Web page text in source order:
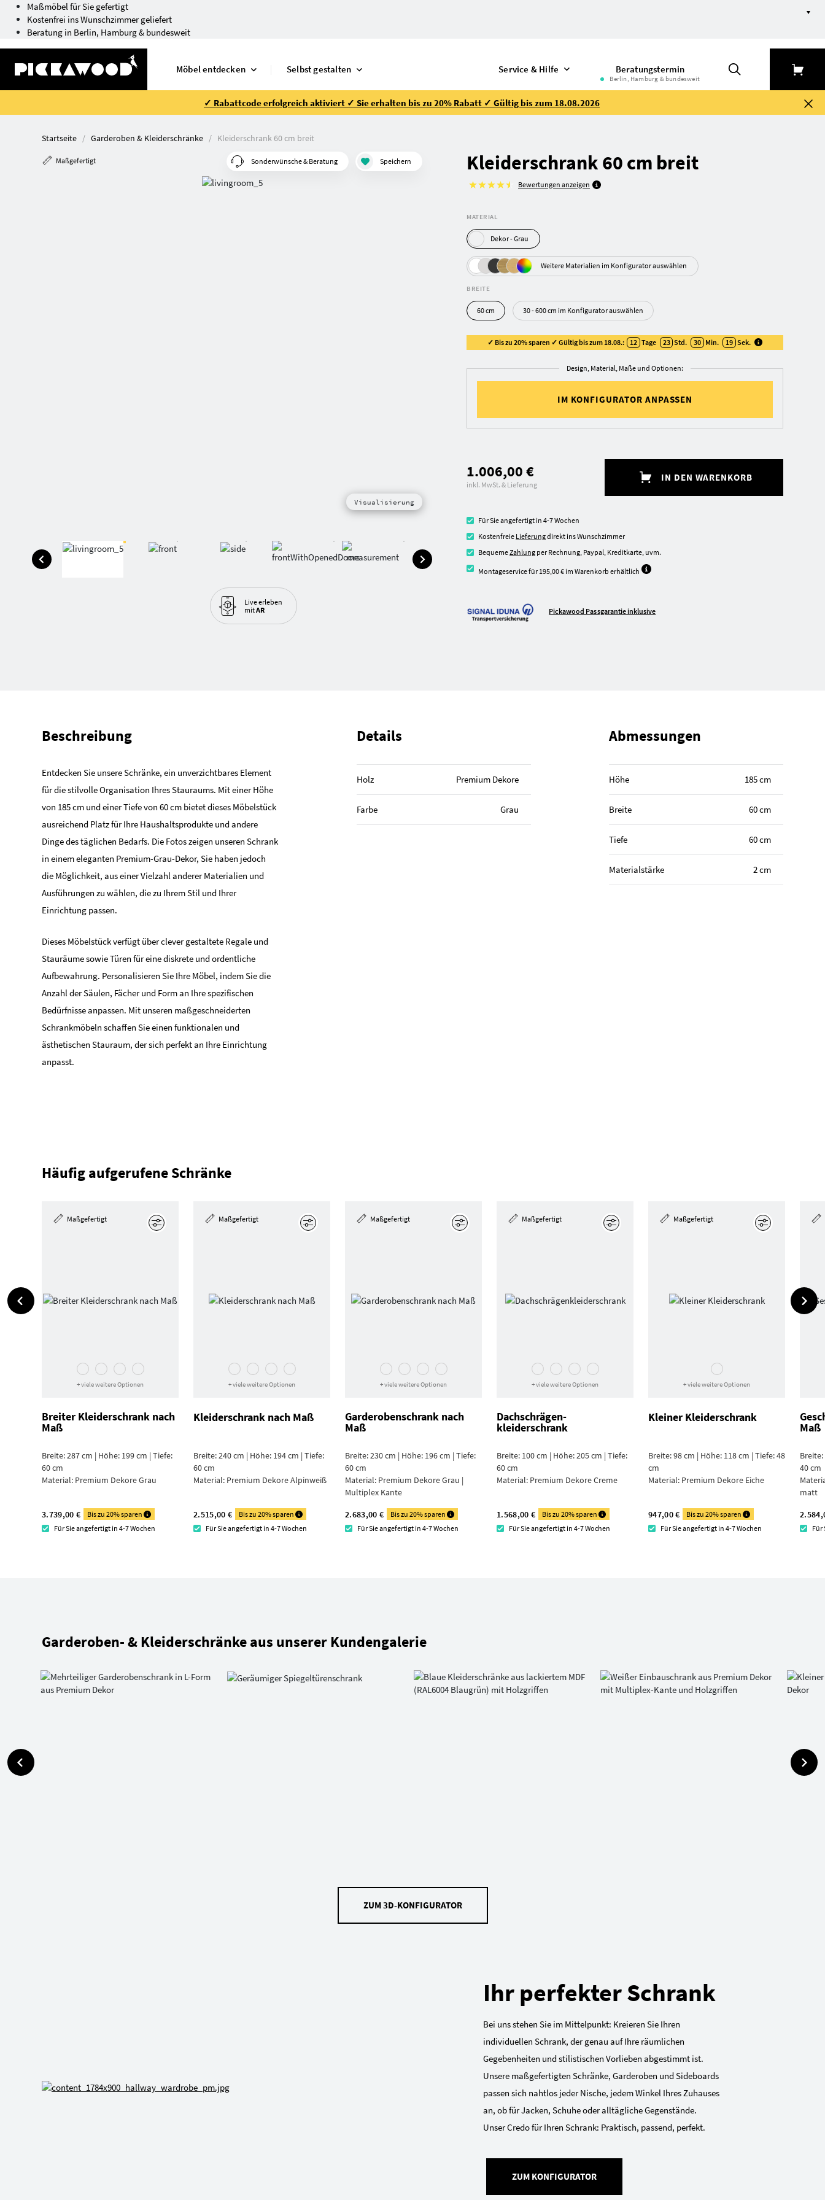
Maßmöbel für Sie gefertigt
Kostenfrei ins Wunschzimmer geliefert
Beratung in Berlin, Hamburg & bundesweit
Möbel entdecken Selbst gestalten Service & Hilfe Beratungstermin
Berlin, Hamburg & bundesweit
✓ Rabattcode erfolgreich aktiviert ✓ Sie erhalten bis zu 20% Rabatt ✓ Gültig bis zum 18.08.2026
Startseite Garderoben & Kleiderschränke Kleiderschrank 60 cm breit
Maßgefertigt Sonderwünsche & Beratung Speichern
Visualisierung
Live erleben
mitAR
Kleiderschrank 60 cm breit
Bewertungen anzeigen
MATERIAL
Dekor - Grau
Weitere Materialien im Konfigurator auswählen
BREITE
60 cm 30 - 600 cm im Konfigurator auswählen
✓ Bis zu 20% sparen ✓ Gültig bis zum 18.08.: 12 Tage 23 Std. 30 Min. 18 Sek.
Design, Material, Maße und Optionen:
IM KONFIGURATOR ANPASSEN
1.006,00 €
inkl. MwSt. & Lieferung
IN DEN WARENKORB
Für Sie angefertigt in 4-7 Wochen
Kostenfreie Lieferungdirekt ins Wunschzimmer
BequemeZahlung per Rechnung, Paypal, Kreditkarte, uvm.
Montageservice für 195,00 € im Warenkorb erhältlich
Pickawood Passgarantie inklusive
Beschreibung
Entdecken Sie unsere Schränke, ein unverzichtbares Element
für die stilvolle Organisation Ihres Stauraums. Mit einer Höhe
von 185 cm und einer Tiefe von 60 cm bietet dieses Möbelstück
ausreichend Platz für Ihre Haushaltsprodukte und andere
Dinge des täglichen Bedarfs. Die Fotos zeigen unseren Schrank
in einem eleganten Premium-Grau-Dekor, Sie haben jedoch
die Möglichkeit, aus einer Vielzahl anderer Materialien und
Ausführungen zu wählen, die zu Ihrem Stil und Ihrer
Einrichtung passen.
Dieses Möbelstück verfügt über clever gestaltete Regale und
Stauräume sowie Türen für eine diskrete und ordentliche
Aufbewahrung. Personalisieren Sie Ihre Möbel, indem Sie die
Anzahl der Säulen, Fächer und Form an Ihre spezifischen
Bedürfnisse anpassen. Mit unseren maßgeschneiderten
Schrankmöbeln schaffen Sie einen funktionalen und
ästhetischen Stauraum, der sich perfekt an Ihre Einrichtung
anpasst.
Details
Holz Premium Dekore
Farbe Grau
Abmessungen
Höhe 185 cm
Breite 60 cm
Tiefe 60 cm
Materialstärke 2 cm
Häufig aufgerufene Schränke
Maßgefertigt
+ viele weitere Optionen
Breiter Kleiderschrank nach
Maß
Breite: 287 cm | Höhe: 199 cm | Tiefe:
60 cm
Material: Premium Dekore Grau
3.739,00 €
Bis zu 20% sparen
Für Sie angefertigt in 4-7 Wochen
Maßgefertigt
+ viele weitere Optionen
Kleiderschrank nach Maß
Breite: 240 cm | Höhe: 194 cm | Tiefe:
60 cm
Material: Premium Dekore Alpin­weiß
2.515,00 €
Bis zu 20% sparen
Für Sie angefertigt in 4-7 Wochen
Maßgefertigt
+ viele weitere Optionen
Garderoben­schrank nach
Maß
Breite: 230 cm | Höhe: 196 cm | Tiefe:
60 cm
Material: Premium Dekore Grau |
Multiplex Kante
2.683,00 €
Bis zu 20% sparen
Für Sie angefertigt in 4-7 Wochen
Maßgefertigt
+ viele weitere Optionen
Dachschrägen­
kleiderschrank
Breite: 100 cm | Höhe: 205 cm | Tiefe:
60 cm
Material: Premium Dekore Creme
1.568,00 €
Bis zu 20% sparen
Für Sie angefertigt in 4-7 Wochen
Maßgefertigt
+ viele weitere Optionen
Kleiner Kleiderschrank
Breite: 98 cm | Höhe: 118 cm | Tiefe: 48
cm
Material: Premium Dekore Eiche
947,00 €
Bis zu 20% sparen
Für Sie angefertigt in 4-7 Wochen
Maß
Breite:
40 cm
matt
Für
Garderoben- & Kleiderschränke aus unserer Kundengalerie
ZUM 3D-KONFIGURATOR
Ihr perfekter Schrank
Bei uns stehen Sie im Mittelpunkt: Kreieren Sie Ihren
individuellen Schrank, der genau auf Ihre räumlichen
Gegebenheiten und stilistischen Vorlieben abgestimmt ist.
Unsere maßgefertigten Schränke, Garderoben und Sideboards
passen sich nahtlos jeder Nische, jedem Winkel Ihres Zuhauses
an, ob für Jacken, Schuhe oder alltägliche Gegenstände.
Unser Credo für Ihren Schrank: Praktisch, passend, perfekt.
ZUM KONFIGURATOR